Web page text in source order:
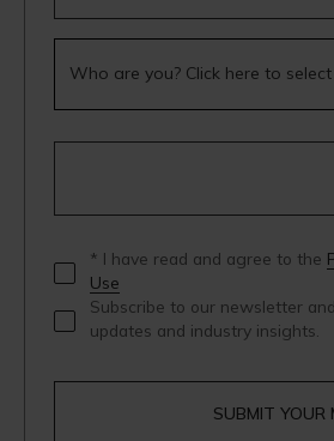
* I have read and agree to the
Use
Subscribe to our newsletter
updates and industry insights.